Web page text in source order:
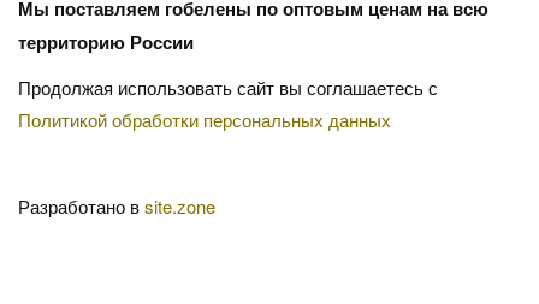
Мы поставляем гобелены по оптовым ценам на всю
территорию России
Продолжая использовать сайт вы соглашаетесь с
Политикой обработки персональных данных
Разработано вsite.zone